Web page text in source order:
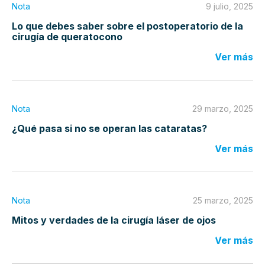
Nota 9 julio, 2025
Lo que debes saber sobre el postoperatorio de la
cirugía de queratocono
Ver más
Nota 29 marzo, 2025
¿Qué pasa si no se operan las cataratas?
Ver más
Nota 25 marzo, 2025
Mitos y verdades de la cirugía láser de ojos
Ver más